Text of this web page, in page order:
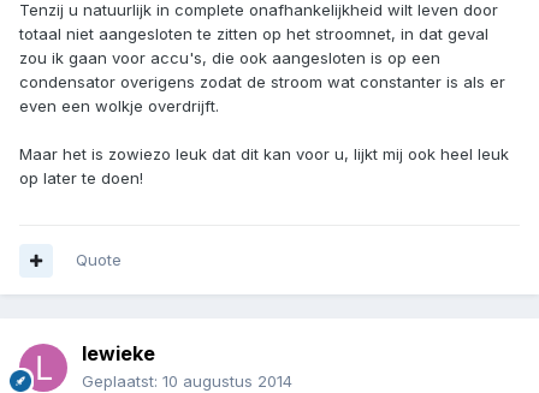
Tenzij u natuurlijk in complete onafhankelijkheid wilt leven door
totaal niet aangesloten te zitten op het stroomnet, in dat geval
zou ik gaan voor accu's, die ook aangesloten is op een
condensator overigens zodat de stroom wat constanter is als er
even een wolkje overdrijft.
Maar het is zowiezo leuk dat dit kan voor u, lijkt mij ook heel leuk
op later te doen!
Quote
lewieke
Geplaatst: 10 augustus 2014